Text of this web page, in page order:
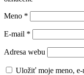
Meno *
E-mail *
Adresa webu
Uložiť moje meno, e-